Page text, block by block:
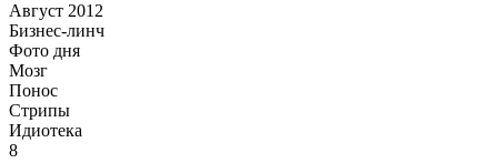
Август 2012
Бизнес-линч
Фото дня
Мозг
Понос
Стрипы
Идиотека
8